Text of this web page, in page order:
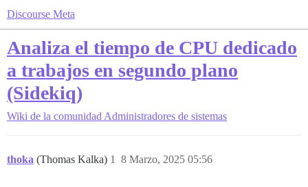
Discourse Meta
Analiza el tiempo de CPU dedicado
a trabajos en segundo plano
(Sidekiq)
Wiki de la comunidad Administradores de sistemas
thoka (Thomas Kalka) 8 Marzo, 2025 05:56
1